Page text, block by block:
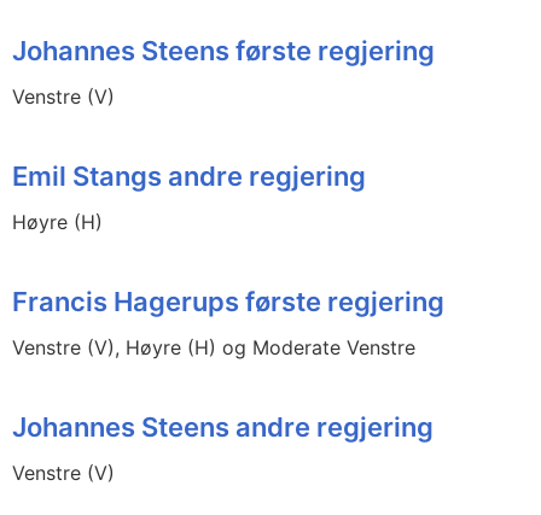
Johannes Steens første regjering
Venstre (V)
Emil Stangs andre regjering
Høyre (H)
Francis Hagerups første regjering
Venstre (V), Høyre (H) og Moderate Venstre
Johannes Steens andre regjering
Venstre (V)